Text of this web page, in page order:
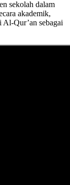
sekolah dalam
akademik,
Qur’an sebagai